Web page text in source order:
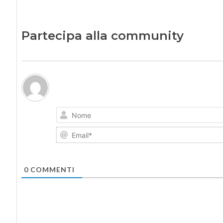
Partecipa alla community
0COMMENTI